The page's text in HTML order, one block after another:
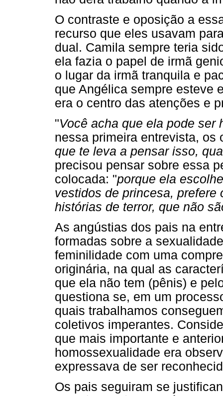
O contraste e oposição a
recurso que eles usavam
dual. Camila sempre teria
ela fazia o papel de irmã
o lugar da irmã tranquila e
que Angélica sempre esteve
era o centro das atenções e
"Você acha que ela pode ser
nessa primeira entrevista, os
que te leva a pensar isso,
precisou pensar sobre essa
colocada: "porque ela
vestidos de princesa, prefere
histórias de terror, que não
As angústias dos pais na
formadas sobre a
feminilidade com uma
originária, na qual as
que ela não tem (pênis) e
questiona se, em um
quais trabalhamos
coletivos imperantes.
que mais importante e
homossexualidade era
expressava de ser
Os pais seguiram se